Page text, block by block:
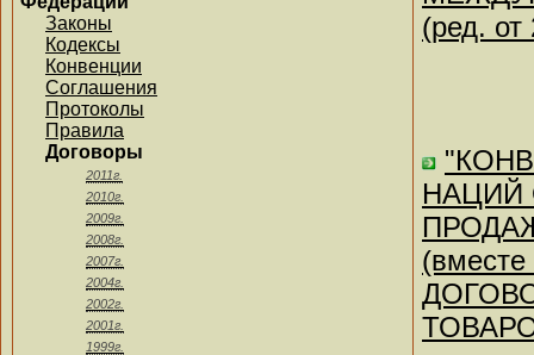
Законы
Кодексы
Конвенции
Соглашения
Протоколы
Правила
Договоры
2011г.
2010г.
2009г.
2008г.
2007г.
2004г.
2002г.
2001г.
1999г.
(ред. от
НАЦИЙ